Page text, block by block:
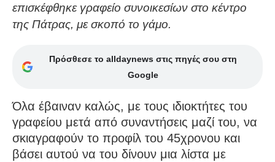
επισκέφθηκε γραφείο συνοικεσίων στο κέντρο
της Πάτρας, με σκοπό το γάμο.
Πρόσθεσε το alldaynews στις πηγές σου στη
Google
Όλα έβαιναν καλώς, με τους ιδιοκτήτες του
γραφείου μετά από συναντήσεις μαζί του, να
σκιαγραφούν το προφίλ του 45χρονου και
βάσει αυτού να του δίνουν μια λίστα με